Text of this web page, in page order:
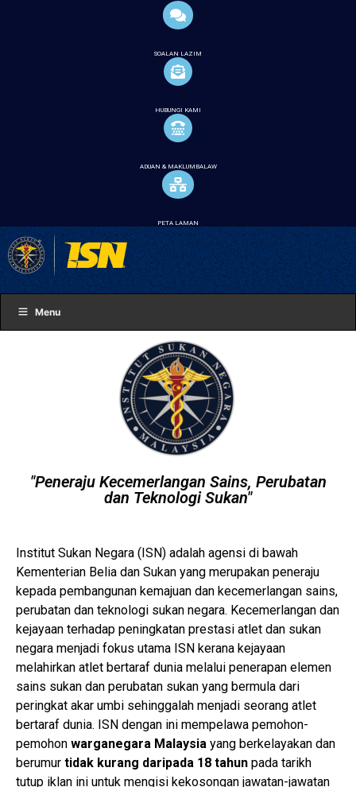
SOALAN LAZIM
HUBUNGI KAMI
ADUAN & MAKLUMBALAW
PETA LAMAN
Menu
"Peneraju Kecemerlangan Sains, Perubatan
dan Teknologi Sukan"
Institut Sukan Negara (ISN) adalah agensi di bawah
Kementerian Belia dan Sukan yang merupakan peneraju
kepada pembangunan kemajuan dan kecemerlangan sains,
perubatan dan teknologi sukan negara. Kecemerlangan dan
kejayaan terhadap peningkatan prestasi atlet dan sukan
negara menjadi fokus utama ISN kerana kejayaan
melahirkan atlet bertaraf dunia melalui penerapan elemen
sains sukan dan perubatan sukan yang bermula dari
peringkat akar umbi sehinggalah menjadi seorang atlet
bertaraf dunia. ISN dengan ini mempelawa pemohon-
pemohon warganegara Malaysia yang berkelayakan dan
berumur tidak kurang daripada 18 tahun pada tarikh
tutup iklan ini untuk mengisi kekosongan jawatan-jawatan